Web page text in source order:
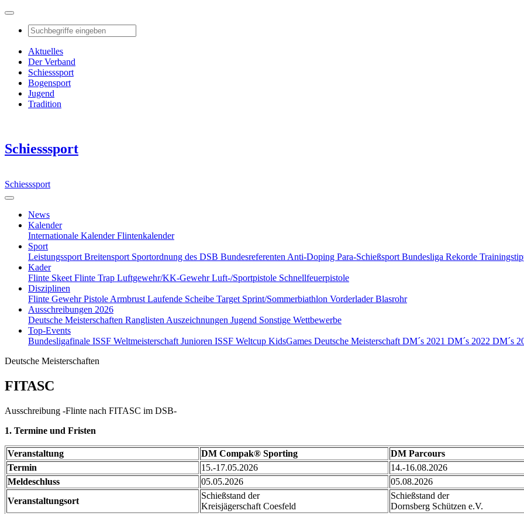
Aktuelles
Der Verband
Schiesssport
Bogensport
Jugend
Tradition
Schiesssport
Schiesssport
News
Kalender
Internationale KalenderFlintenkalender
Sport
Leistungssport Breitensport Sportordnung des DSB Bundesreferenten Anti-Doping Para-Schießsport Bundesliga Rekorde
Kader
Flinte Skeet Flinte Trap Luftgewehr/KK-GewehrLuft-/Sportpistole Schnellfeuerpistole
Disziplinen
Flinte GewehrPistole Armbrust Laufende Scheibe Target Sprint/Sommerbiathlon VorderladerBlasrohr
Ausschreibungen 2026
Deutsche Meisterschaften Ranglisten Auszeichnungen Jugend Sonstige Wettbewerbe
Top-Events
Bundesligafinale ISSF Weltmeisterschaft Junioren ISSF Weltcup KidsGames Deutsche Meisterschaft DM´s 2021 DM´s 2022 DM´s
Deutsche Meisterschaften
FITASC
Ausschreibung -Flinte nach FITASC im DSB-
1. Termine und Fristen
Veranstaltung DM Compak® Sporting DM Parcours
Termin
15.-17.05.2026 14.-16.08.2026
Meldeschluss
05.05.2026 05.08.2026
Veranstaltungsort
Schießstand der
Kreisjägerschaft Coesfeld
Schießstand der
Dornsberg Schützen e.V.